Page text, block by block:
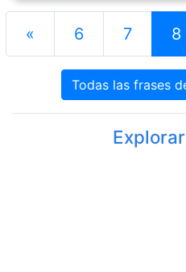
« 6 7 8
Todas las frases